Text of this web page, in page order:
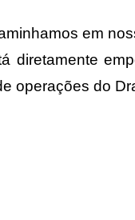
em
diretamente
operações do